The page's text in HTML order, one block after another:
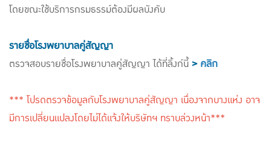
โดยขณะใช้บริการกรมธรรม์ต้องมีผลบังคับ
รายชื่อโรงพยาบาลคู่สัญญา
ตรวจสอบรายชื่อโรงพยาบาลคู่สัญญา ได้ที่ลิ้งก์นี้> คลิก
*** โปรดตรวจข้อมูลกับโรงพยาบาลคู่สัญญา เนื่องจากบางแห่ง อาจ
มีการเปลี่ยนแปลงโดยไม่ได้แจ้งให้บริษัทฯ ทราบล่วงหน้า***